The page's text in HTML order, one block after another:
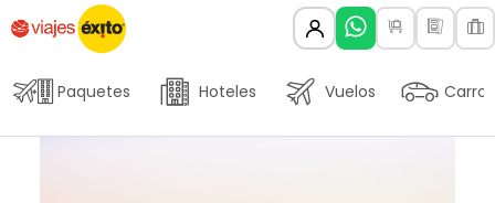
Paquetes Hoteles Vuelos Carros